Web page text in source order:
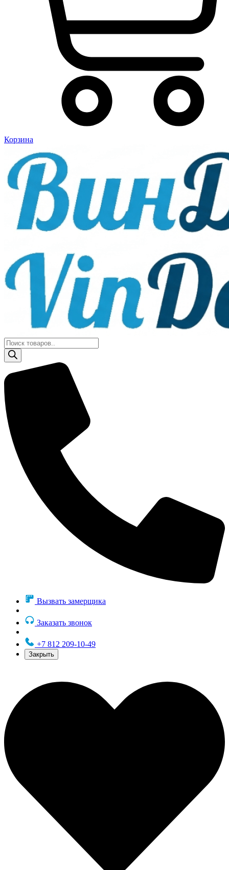
Корзина
Поиск
товаров
Вызвать замерщика
Заказать звонок
+7 812 209-10-49
Закрыть